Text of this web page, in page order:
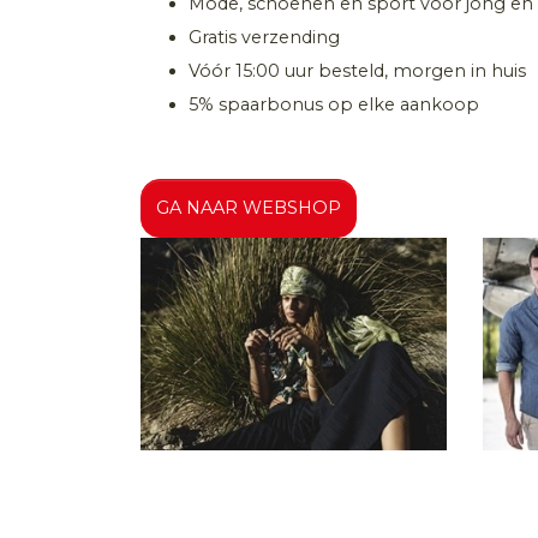
Gratis verzending
Vóór 15:00 uur besteld, morgen in huis
5% spaarbonus op elke aankoop
GA NAAR WEBSHOP